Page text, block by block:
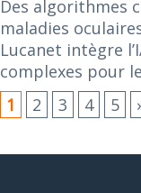
Des algorithmes
maladies
Lucanet intègre
complexes pour
1
2 3 4 5